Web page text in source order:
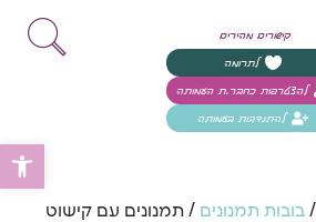
קישורים מהירים
לתרומה
להצטרפות כחבר.ת העמותה
להתנדבות בעמותה
/בובות תמנונים / תמנונים עם קישוט